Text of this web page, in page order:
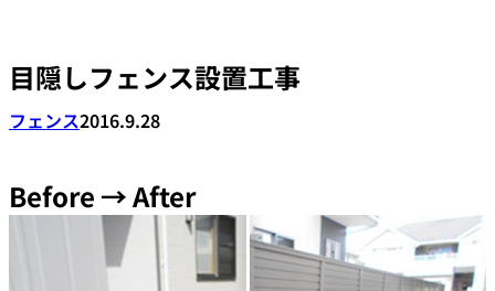
よくあるご質問
サイトマップ
採用情報はこちら
目隠しフェンス設置工事
フェンス2016.9.28
Before → After